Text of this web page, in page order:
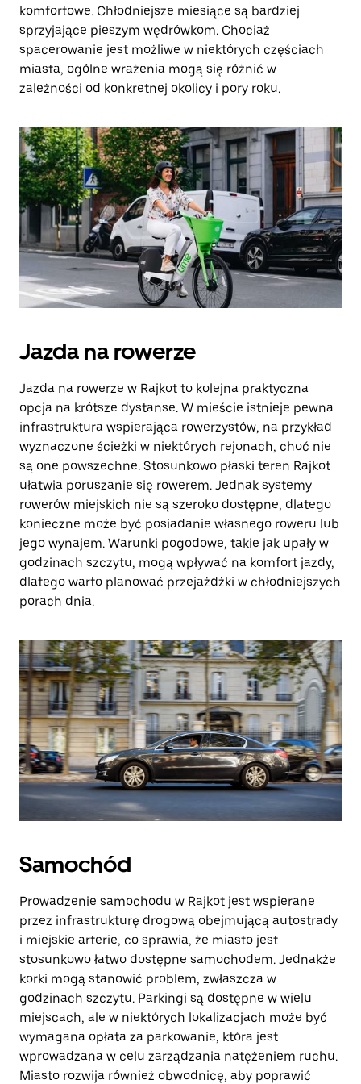
komfortowe. Chłodniejsze miesiące są bardziej
sprzyjające pieszym wędrówkom. Chociaż
spacerowanie jest możliwe w niektórych częściach
miasta, ogólne wrażenia mogą się różnić w
zależności od konkretnej okolicy i pory roku.
Jazda na rowerze
Jazda na rowerze w Rajkot to kolejna praktyczna
opcja na krótsze dystanse. W mieście istnieje pewna
infrastruktura wspierająca rowerzystów, na przykład
wyznaczone ścieżki w niektórych rejonach, choć nie
są one powszechne. Stosunkowo płaski teren Rajkot
ułatwia poruszanie się rowerem. Jednak systemy
rowerów miejskich nie są szeroko dostępne, dlatego
konieczne może być posiadanie własnego roweru lub
jego wynajem. Warunki pogodowe, takie jak upały w
godzinach szczytu, mogą wpływać na komfort jazdy,
dlatego warto planować przejażdżki w chłodniejszych
porach dnia.
Samochód
Prowadzenie samochodu w Rajkot jest wspierane
przez infrastrukturę drogową obejmującą autostrady
i miejskie arterie, co sprawia, że miasto jest
stosunkowo łatwo dostępne samochodem. Jednakże
korki mogą stanowić problem, zwłaszcza w
godzinach szczytu. Parkingi są dostępne w wielu
miejscach, ale w niektórych lokalizacjach może być
wymagana opłata za parkowanie, która jest
wprowadzana w celu zarządzania natężeniem ruchu.
Miasto rozwija również obwodnicę, aby poprawić